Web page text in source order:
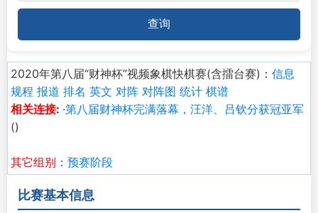
查询
2020年第八届“财神杯”视频象棋快棋赛(含擂台赛)： 信息
规程 报道 排名 英文 对阵 对阵图 统计 棋谱
相关连接: ·第八届财神杯完满落幕，汪洋、吕钦分获冠亚军
()
其它组别： 预赛阶段
比赛基本信息